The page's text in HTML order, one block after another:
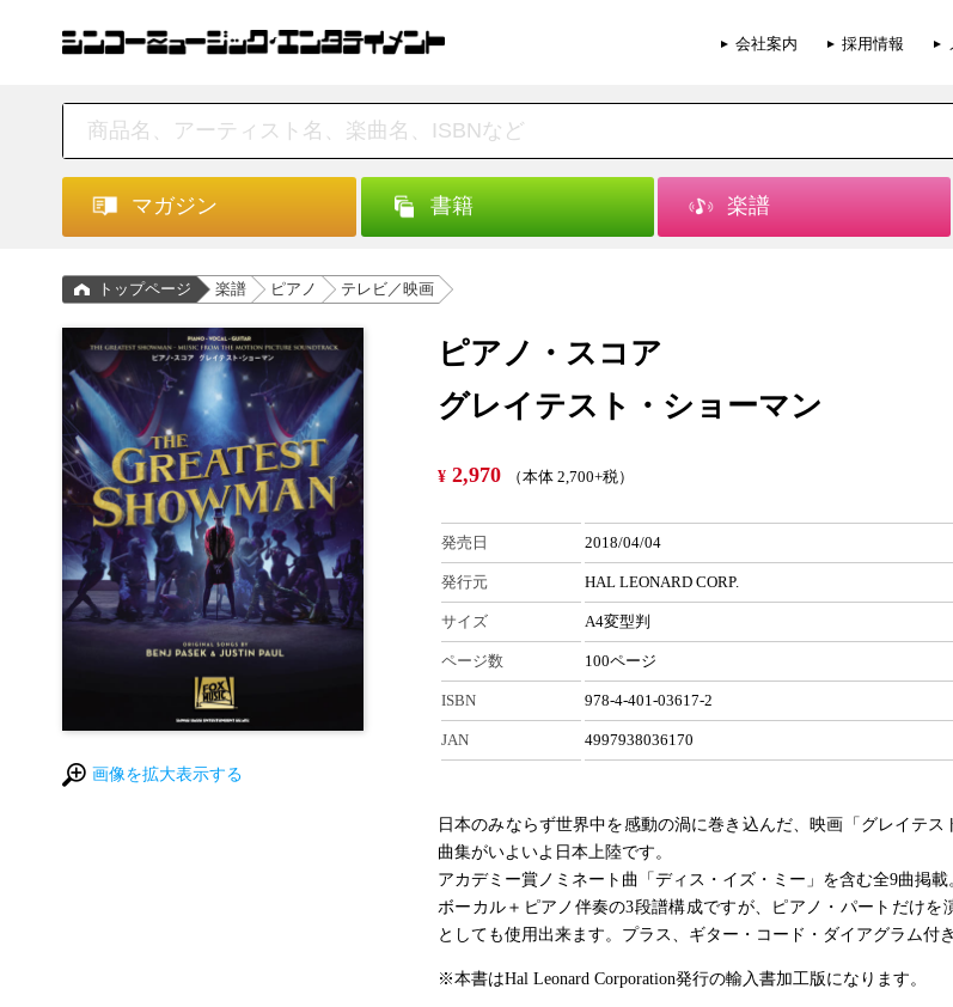
会社案内 採用情報
マガジン 書籍 楽譜
トップページ 楽譜 ピアノ テレビ／映画
画像を拡大表示する
ピアノ・スコア
グレイテスト・ショーマン
¥ 2,970 （本体 2,700+税）
発売日 2018/04/04
発行元 HAL LEONARD CORP.
サイズ A4変型判
ページ数 100ページ
ISBN 978-4-401-03617-2
JAN 4997938036170
日本のみならず世界中を感動の渦に巻き込んだ、映画「グレイテス
曲集がいよいよ日本上陸です。
アカデミー賞ノミネート曲「ディス・イズ・ミー」を含む全9曲掲載
ボーカル＋ピアノ伴奏の3段譜構成ですが、ピアノ・パートだけを
としても使用出来ます。プラス、ギター・コード・ダイアグラム付き
※本書はHal Leonard Corporation発行の輸入書加工版になります。